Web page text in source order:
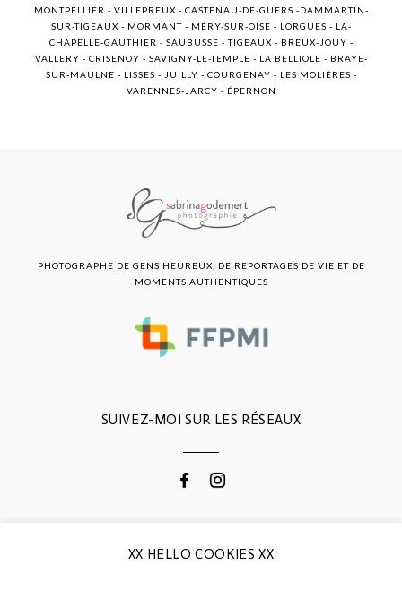
MONTPELLIER - VILLEPREUX - CASTENAU-DE-GUERS -DAMMARTIN-
SUR-TIGEAUX - MORMANT - MÉRY-SUR-OISE - LORGUES - LA-
CHAPELLE-GAUTHIER - SAUBUSSE - TIGEAUX - BREUX-JOUY -
VALLERY - CRISENOY - SAVIGNY-LE-TEMPLE - LA BELLIOLE - BRAYE-
SUR-MAULNE - LISSES - JUILLY - COURGENAY - LES MOLIÈRES -
VARENNES-JARCY - ÉPERNON
SUIVEZ-MOI SUR LES RÉSEAUX
PHOTOGRAPHE DE GENS HEUREUX, DE REPORTAGES DE VIE ET DE
MOMENTS AUTHENTIQUES
CONTACTEZ-MOI
XX HELLO COOKIES XX